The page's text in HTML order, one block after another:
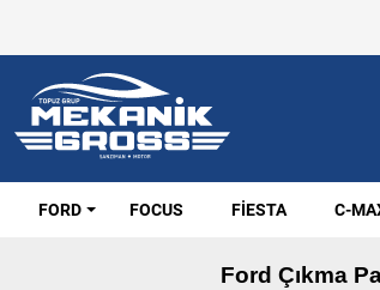
FORD FOCUS FIESTA C-
Ford Çıkma